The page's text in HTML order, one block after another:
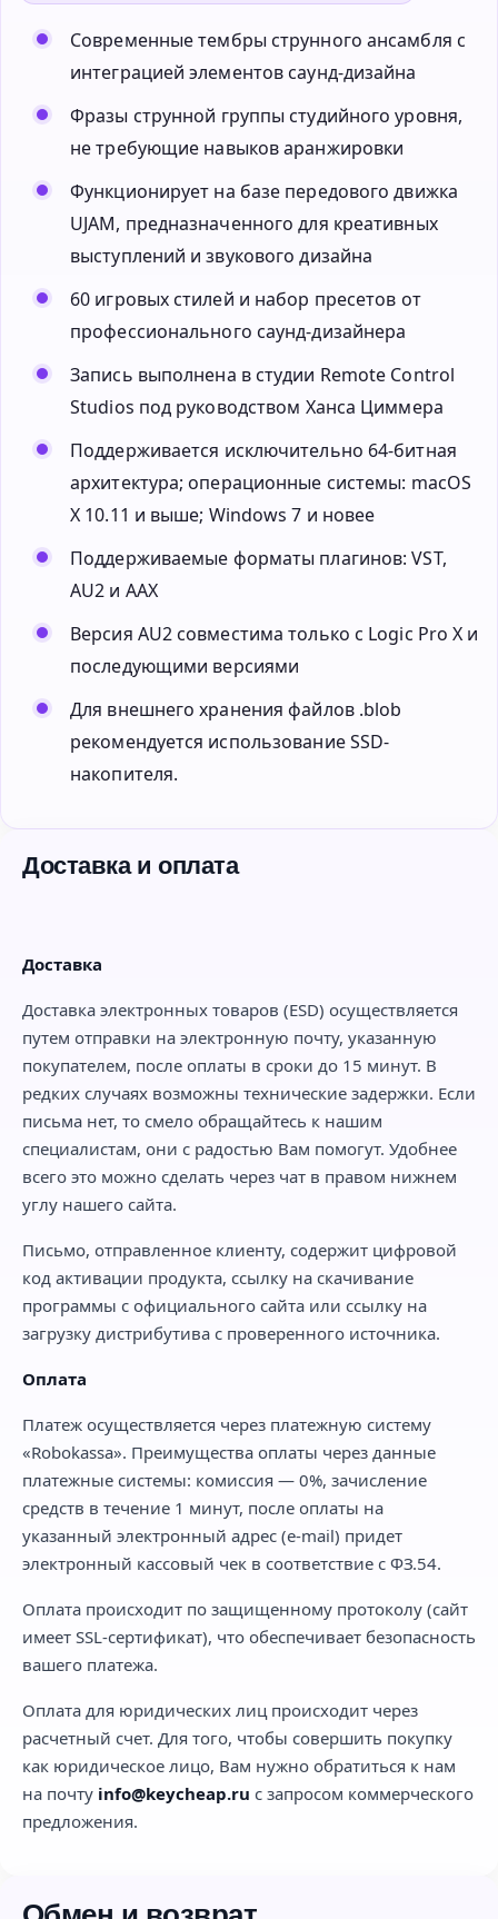
Современные тембры струнного ансамбля с
интеграцией элементов саунд-дизайна
Фразы струнной группы студийного уровня,
не требующие навыков аранжировки
Функционирует на базе передового движка
UJAM, предназначенного для креативных
выступлений и звукового дизайна
60 игровых стилей и набор пресетов от
профессионального саунд-дизайнера
Запись выполнена в студии Remote Control
Studios под руководством Ханса Циммера
Поддерживается исключительно 64-битная
архитектура; операционные системы: macOS
X 10.11 и выше; Windows 7 и новее
Поддерживаемые форматы плагинов: VST,
AU2 и AAX
Версия AU2 совместима только с Logic Pro X и
последующими версиями
Для внешнего хранения файлов .blob
рекомендуется использование SSD-
накопителя.
Доставка и оплата
Доставка
Доставка электронных товаров (ESD) осуществляется
путем отправки на электронную почту, указанную
покупателем, после оплаты в сроки до 15 минут. В
редких случаях возможны технические задержки. Если
письма нет, то смело обращайтесь к нашим
специалистам, они с радостью Вам помогут. Удобнее
всего это можно сделать через чат в правом нижнем
углу нашего сайта.
Письмо, отправленное клиенту, содержит цифровой
код активации продукта, ссылку на скачивание
программы с официального сайта или ссылку на
загрузку дистрибутива с проверенного источника.
Оплата
Платеж осуществляется через платежную систему
«Robokassa». Преимущества оплаты через данные
платежные системы: комиссия — 0%, зачисление
средств в течение 1 минут, после оплаты на
указанный электронный адрес (e-mail) придет
электронный кассовый чек в соответствие с ФЗ.54.
Оплата происходит по защищенному протоколу (сайт
имеет SSL-сертификат), что обеспечивает безопасность
вашего платежа.
Оплата для юридических лиц происходит через
расчетный счет. Для того, чтобы совершить покупку
как юридическое лицо, Вам нужно обратиться к нам
на почту info@keycheap.ru с запросом коммерческого
предложения.